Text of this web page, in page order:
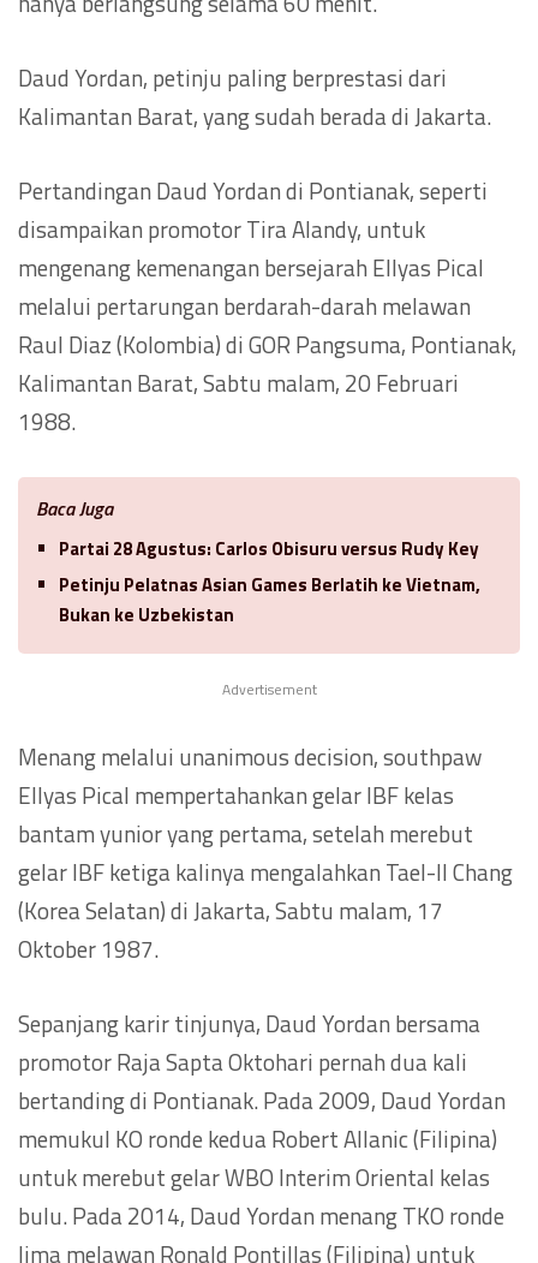
Daud Yordan, petinju paling berprestasi dari
Kalimantan Barat, yang sudah berada di Jakarta.
Pertandingan Daud Yordan di Pontianak, seperti
disampaikan promotor Tira Alandy, untuk
mengenang kemenangan bersejarah Ellyas Pical
melalui pertarungan berdarah-darah melawan
Raul Diaz (Kolombia) di GOR Pangsuma, Pontianak,
Kalimantan Barat, Sabtu malam, 20 Februari
1988.
Baca Juga
Partai 28 Agustus: Carlos Obisuru versus Rudy Key
Petinju Pelatnas Asian Games Berlatih ke Vietnam,
Bukan ke Uzbekistan
Advertisement
Menang melalui unanimous decision, southpaw
Ellyas Pical mempertahankan gelar IBF kelas
bantam yunior yang pertama, setelah merebut
gelar IBF ketiga kalinya mengalahkan Tael-Il Chang
(Korea Selatan) di Jakarta, Sabtu malam, 17
Oktober 1987.
Sepanjang karir tinjunya, Daud Yordan bersama
promotor Raja Sapta Oktohari pernah dua kali
bertanding di Pontianak. Pada 2009, Daud Yordan
memukul KO ronde kedua Robert Allanic (Filipina)
untuk merebut gelar WBO Interim Oriental kelas
bulu. Pada 2014, Daud Yordan menang TKO ronde
lima melawan Ronald Pontillas (Filipina) untuk